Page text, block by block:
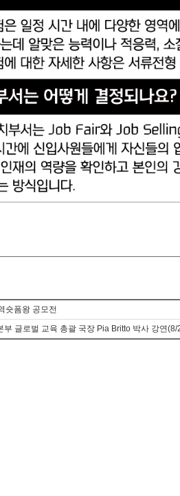
숏폼왕 공모전
부 글로벌 교육 총괄 국장 Pia Britto 박사 강연(8/